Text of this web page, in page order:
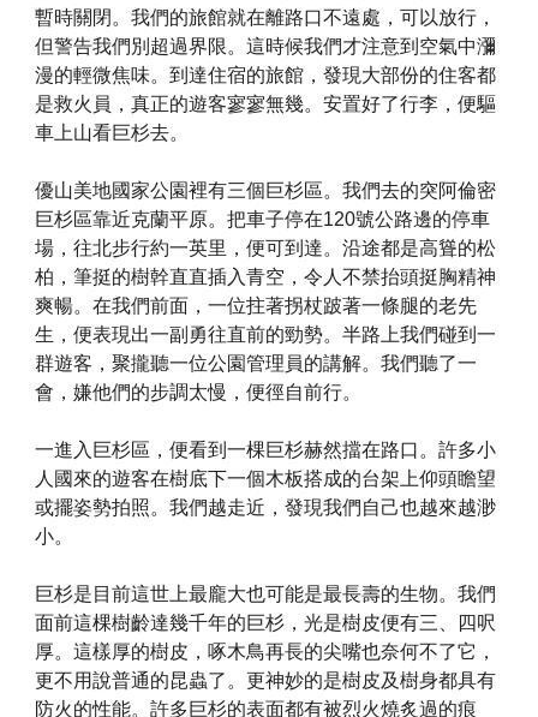
暫時關閉。我們的旅館就在離路口不遠處，可以放行，
但警告我們別超過界限。這時候我們才注意到空氣中瀰
漫的輕微焦味。到達住宿的旅館，發現大部份的住客都
是救火員，真正的遊客寥寥無幾。安置好了行李，便驅
車上山看巨杉去。
優山美地國家公園裡有三個巨杉區。我們去的突阿倫密
巨杉區靠近克蘭平原。把車子停在120號公路邊的停車
場，往北步行約一英里，便可到達。沿途都是高聳的松
柏，筆挺的樹幹直直插入青空，令人不禁抬頭挺胸精神
爽暢。在我們前面，一位拄著拐杖跛著一條腿的老先
生，便表現出一副勇往直前的勁勢。半路上我們碰到一
群遊客，聚攏聽一位公園管理員的講解。我們聽了一
會，嫌他們的步調太慢，便徑自前行。
一進入巨杉區，便看到一棵巨杉赫然擋在路口。許多小
人國來的遊客在樹底下一個木板搭成的台架上仰頭瞻望
或擺姿勢拍照。我們越走近，發現我們自己也越來越渺
小。
巨杉是目前這世上最龐大也可能是最長壽的生物。我們
面前這棵樹齡達幾千年的巨杉，光是樹皮便有三、四呎
厚。這樣厚的樹皮，啄木鳥再長的尖嘴也奈何不了它，
更不用說普通的昆蟲了。更神妙的是樹皮及樹身都具有
防火的性能。許多巨杉的表面都有被烈火燒炙過的痕